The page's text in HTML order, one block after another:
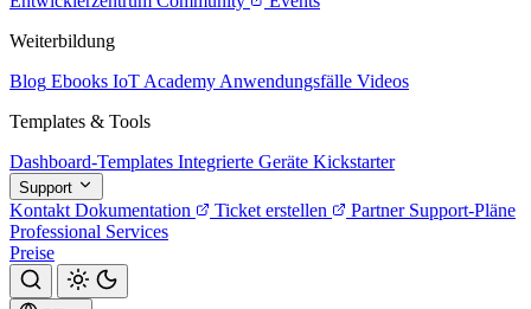
Weiterbildung
Blog Ebooks IoT Academy Anwendungsfälle Videos
Templates & Tools
Dashboard-Templates Integrierte Geräte Kickstarter
Support
Kontakt Dokumentation Ticket erstellen Partner Support-Pläne
Professional Services
Preise